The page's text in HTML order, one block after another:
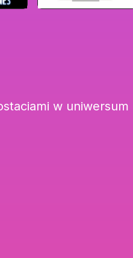
w uniwersum